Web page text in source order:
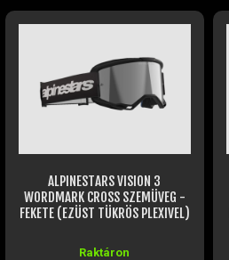
ALPINESTARS VISION 3
WORDMARK CROSS SZEMÜVEG -
FEKETE (EZÜST TÜKRÖS PLEXIVEL)
Raktáron